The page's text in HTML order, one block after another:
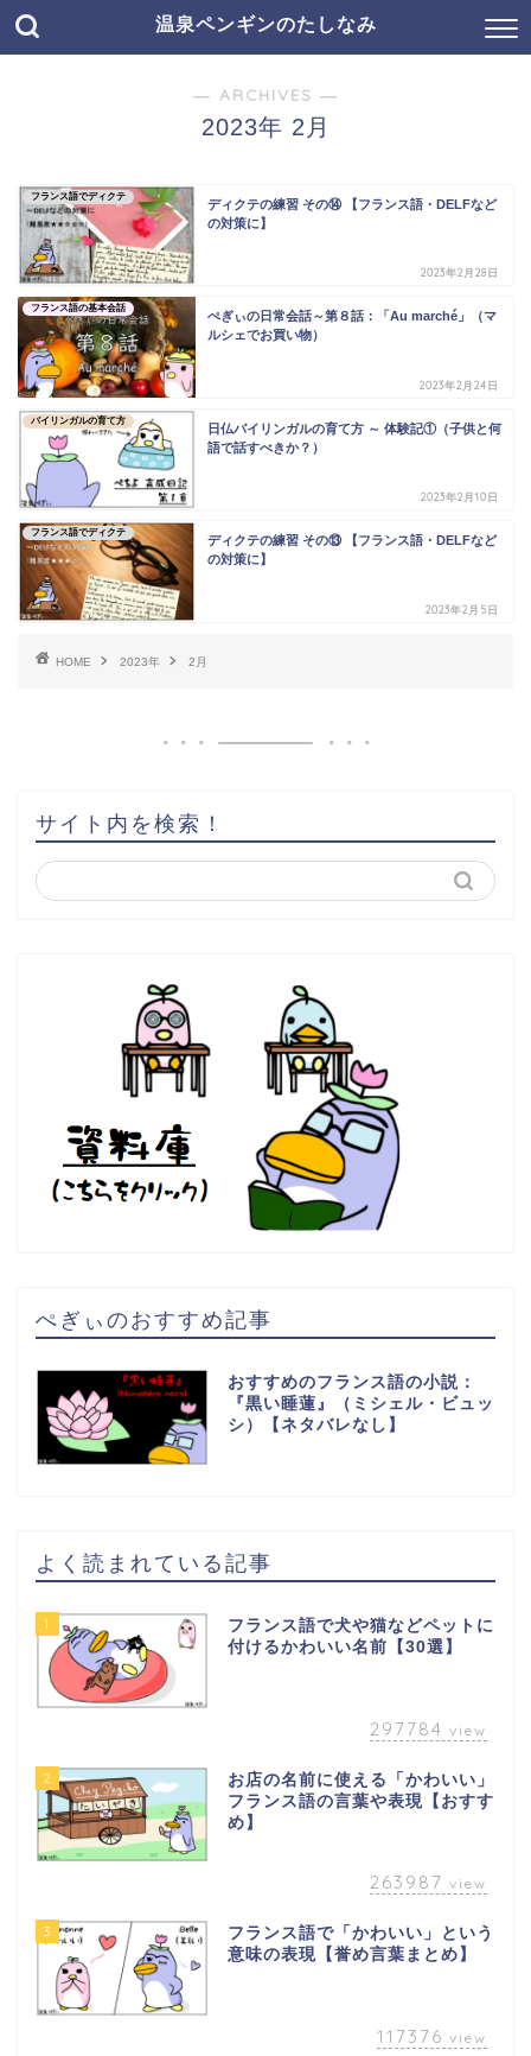
温泉ペンギンのたしなみ
― ARCHIVES ―
2023年 2月
フランス語でディクテ
ディクテの練習 その⑭ 【フランス語・DELFなど
の対策に】
2023年2月28日
フランス語の基本会話
ぺぎぃの日常会話～第８話：「Au marché」（マ
ルシェでお買い物）
2023年2月24日
バイリンガルの育て方
日仏バイリンガルの育て方 ～ 体験記①（子供と何
語で話すべきか？）
2023年2月10日
フランス語でディクテ
ディクテの練習 その⑬ 【フランス語・DELFなど
の対策に】
2023年2月5日
HOME 2023年 2月
サイト内を検索！
ぺぎぃのおすすめ記事
おすすめのフランス語の小説：
『黒い睡蓮』（ミシェル・ビュッ
シ）【ネタバレなし】
よく読まれている記事
1
フランス語で犬や猫などペットに
付けるかわいい名前【30選】
297784 view
2
お店の名前に使える「かわいい」
フランス語の言葉や表現【おすす
め】
263987 view
3
フランス語で「かわいい」という
意味の表現【誉め言葉まとめ】
117376 view